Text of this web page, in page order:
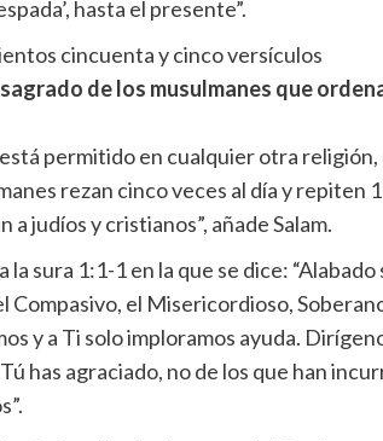
hasta el presente”.
cincuenta y cinco versículos
de los musulmanes que
permitido en cualquier otra religión,
rezan cinco veces al día y repiten
a judíos y cristianos”, añade Salam.
la sura 1:1-1 en la que se dice:
Compasivo, el Misericordioso,
y a Ti solo imploramos ayuda.
has agraciado, no de los que han